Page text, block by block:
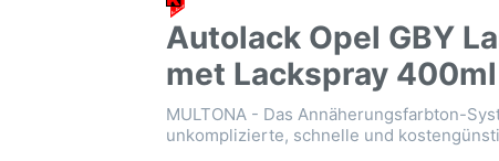
Autolack Opel GBY
met Lackspray 400ml
MULTONA - Das Annäherungsfarbton-
unkomplizierte, schnelle und